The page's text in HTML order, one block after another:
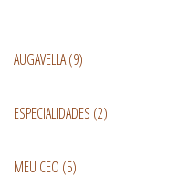
AUGAVELLA(9)
ESPECIALIDADES (2)
MEU CEO (5)